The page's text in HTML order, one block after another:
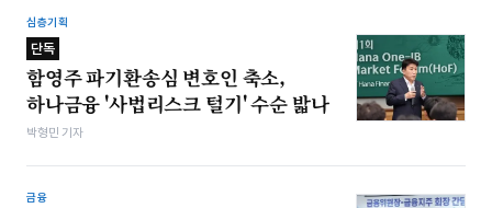
심층기획
단독
함영주 파기환송심 변호인 축소,
하나금융 '사법리스크 털기' 수순 밟나
박형민 기자
금융